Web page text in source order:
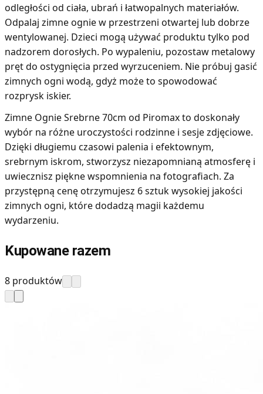
odległości od ciała, ubrań i łatwopalnych materiałów.
Odpalaj zimne ognie w przestrzeni otwartej lub dobrze
wentylowanej. Dzieci mogą używać produktu tylko pod
nadzorem dorosłych. Po wypaleniu, pozostaw metalowy
pręt do ostygnięcia przed wyrzuceniem. Nie próbuj gasić
zimnych ogni wodą, gdyż może to spowodować
rozprysk iskier.
Zimne Ognie Srebrne 70cm od Piromax to doskonały
wybór na różne uroczystości rodzinne i sesje zdjęciowe.
Dzięki długiemu czasowi palenia i efektownym,
srebrnym iskrom, stworzysz niezapomnianą atmosferę i
uwiecznisz piękne wspomnienia na fotografiach. Za
przystępną cenę otrzymujesz 6 sztuk wysokiej jakości
zimnych ogni, które dodadzą magii każdemu
wydarzeniu.
Kupowane razem
8 produktów